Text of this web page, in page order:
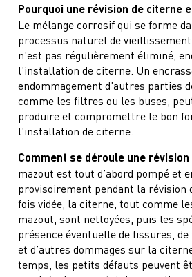
Pourquoi une révision de citerne
Le mélange corrosif qui se forme
processus naturel de
n’est pas régulièrement éliminé,
l’installation de citerne. Un
endommagement d’autres parties
comme les filtres ou les buses,
produire et compromettre le bon
l’installation de citerne.
Comment se déroule une
mazout est tout d’abord pompé et
provisoirement pendant la révision
fois vidée, la citerne, tout comme
mazout, sont nettoyées, puis les
présence éventuelle de fissures,
et d’autres dommages sur la
temps, les petits défauts peuvent